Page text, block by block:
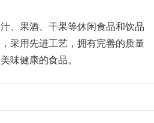
、果酒、干果等休闲食品和饮品
采用先进工艺，拥有完善的质量
味健康的食品。